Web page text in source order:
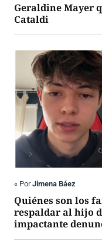
Geraldine Mayer
Cataldi
« PorJimena Báez
Quiénes son los
respaldar al hijo
impactante